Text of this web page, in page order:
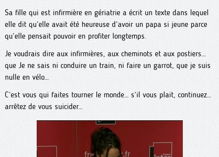
Sa fille qui est infirmière en gériatrie a écrit un texte dans lequel
elle dit qu’elle avait été heureuse d’avoir un papa si jeune parce
qu’elle pensait pouvoir en profiter longtemps.
Je voudrais dire aux infirmières, aux cheminots et aux postiers…
que Je ne sais ni conduire un train, ni faire un garrot, que je suis
nulle en vélo…
C’est vous qui faites tourner le monde… s’il vous plait, continuez…
arrêtez de vous suicider…